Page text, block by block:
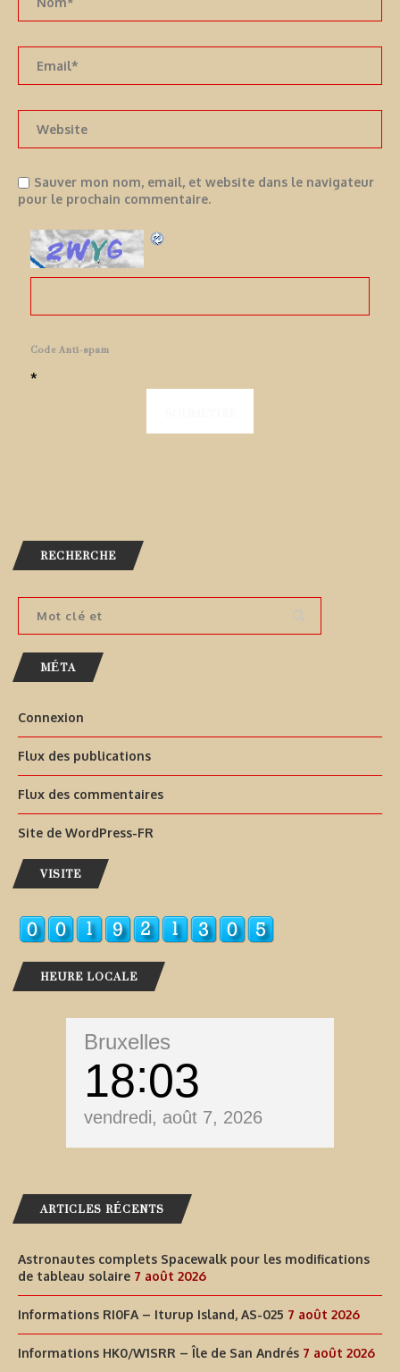
Sauver mon nom, email, et website dans le navigateur
pour le prochain commentaire.
Code Anti-spam
*
RECHERCHE
MÉTA
Connexion
Flux des publications
Flux des commentaires
Site de WordPress-FR
VISITE
HEURE LOCALE
Bruxelles
18 03
vendredi, août 7, 2026
ARTICLES RÉCENTS
Astronautes complets Spacewalk pour les modifications
de tableau solaire 7 août 2026
Informations RI0FA – Iturup Island, AS-025 7 août 2026
Informations HK0/W1SRR – Île de San Andrés 7 août 2026